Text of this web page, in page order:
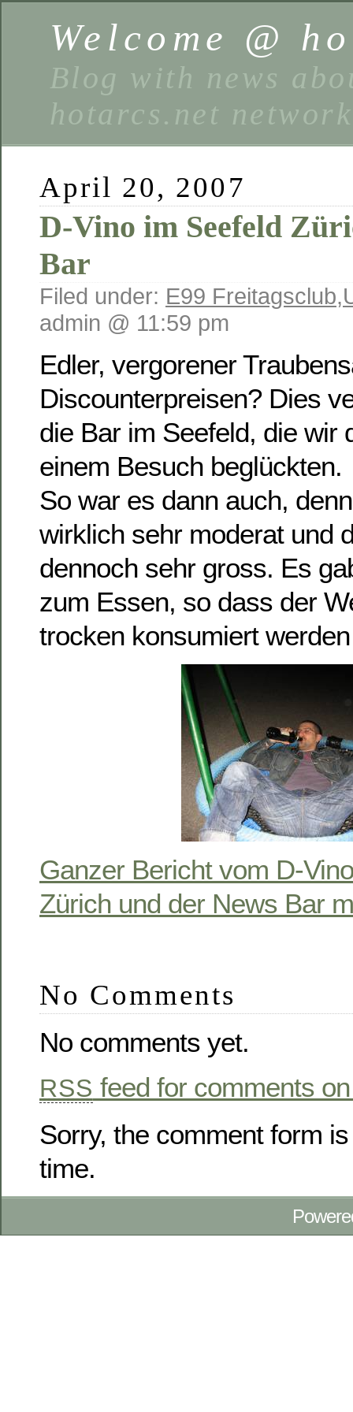
Welcome @
Blog with news
hotarcs.net network
April 20, 2007
D-Vino im Seefeld
Bar
Filed under: E99 Freitagsclub,
admin @ 11:59 pm
Edler, vergorener
Discounterpreisen? Dies
die Bar im Seefeld, die wir
einem Besuch beglückten.
So war es dann auch,
wirklich sehr moderat und
dennoch sehr gross. Es
zum Essen, so dass der
trocken konsumiert
Ganzer Bericht vom D-
Zürich und der News Bar
No Comments
No comments yet.
RSS feed for comments
Sorry, the comment form
time.